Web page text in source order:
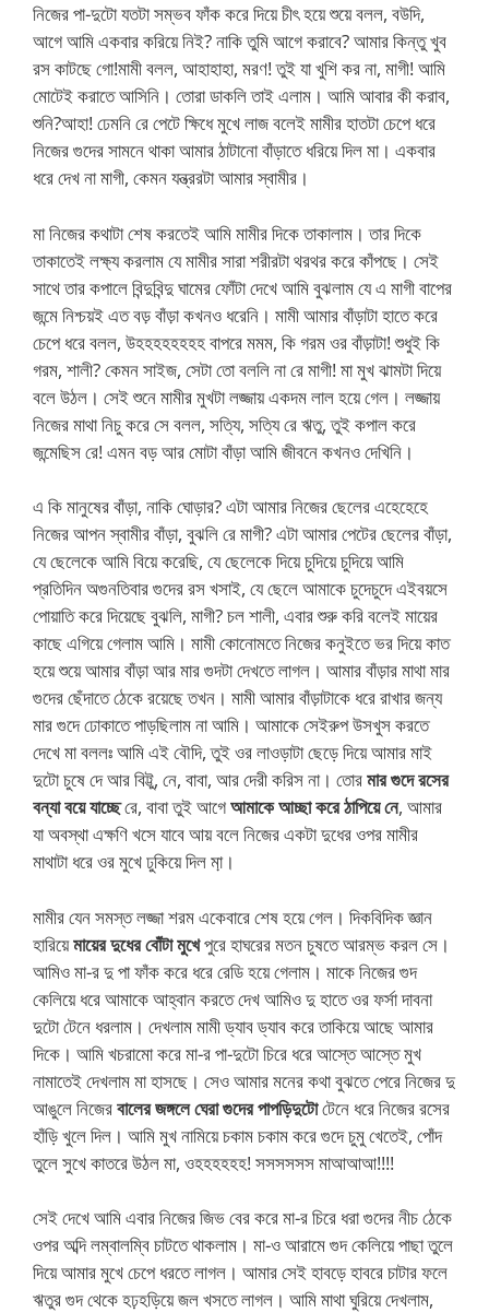
নিজের পা-দুটো যতটা সম্ভব ফাঁক করে দিয়ে চীৎ হয়ে শুয়ে বলল, বউদি,
আগে আমি একবার করিয়ে নিই? নাকি তুমি আগে করাবে? আমার কিন্তু খুব
রস কাটছে গো!মামী বলল, আহাহাহা, মরণ! তুই যা খুশি কর না, মাগী! আমি
মোটেই করাতে আসিনি। তোরা ডাকলি তাই এলাম। আমি আবার কী করাব,
শুনি?আহা! ঢেমনি রে পেটে ক্ষিধে মুখে লাজ বলেই মামীর হাতটা চেপে ধরে
নিজের গুদের সামনে থাকা আমার ঠাটানো বাঁড়াতে ধরিয়ে দিল মা। একবার
ধরে দেখ না মাগী, কেমন যন্ত্ররটা আমার স্বামীর।
মা নিজের কথাটা শেষ করতেই আমি মামীর দিকে তাকালাম। তার দিকে
তাকাতেই লক্ষ্য করলাম যে মামীর সারা শরীরটা থরথর করে কাঁপছে। সেই
সাথে তার কপালে বিন্দুবিন্দু ঘামের ফোঁটা দেখে আমি বুঝলাম যে এ মাগী বাপের
জন্মে নিশ্চয়ই এত বড় বাঁড়া কখনও ধরেনি। মামী আমার বাঁড়াটা হাতে করে
চেপে ধরে বলল, উহহহহহহহহ বাপরে মমম, কি গরম ওর বাঁড়াটা! শুধুই কি
গরম, শালী? কেমন সাইজ, সেটা তো বললি না রে মাগী! মা মুখ ঝামটা দিয়ে
বলে উঠল। সেই শুনে মামীর মুখটা লজ্জায় একদম লাল হয়ে গেল। লজ্জায়
নিজের মাথা নিচু করে সে বলল, সত্যি, সত্যি রে ঋতু, তুই কপাল করে
জন্মেছিস রে! এমন বড় আর মোটা বাঁড়া আমি জীবনে কখনও দেখিনি।
এ কি মানুষের বাঁড়া, নাকি ঘোড়ার? এটা আমার নিজের ছেলের এহেহেহে
নিজের আপন স্বামীর বাঁড়া, বুঝলি রে মাগী? এটা আমার পেটের ছেলের বাঁড়া,
যে ছেলেকে আমি বিয়ে করেছি, যে ছেলেকে দিয়ে চুদিয়ে চুদিয়ে আমি
প্রতিদিন অগুনতিবার গুদের রস খসাই, যে ছেলে আমাকে চুদেচুদে এইবয়সে
পোয়াতি করে দিয়েছে বুঝলি, মাগী? চল শালী, এবার শুরু করি বলেই মায়ের
কাছে এগিয়ে গেলাম আমি। মামী কোনোমতে নিজের কনুইতে ভর দিয়ে কাত
হয়ে শুয়ে আমার বাঁড়া আর মার গুদটা দেখতে লাগল। আমার বাঁড়ার মাথা মার
গুদের ছেঁদাতে ঠেকে রয়েছে তখন। মামী আমার বাঁড়াটাকে ধরে রাখার জন্য
মার গুদে ঢোকাতে পাড়ছিলাম না আমি। আমাকে সেইরুপ উসখুস করতে
দেখে মা বললঃ আমি এই বৌদি, তুই ওর লাওড়াটা ছেড়ে দিয়ে আমার মাই
দুটো চুষে দে আর বিট্টু, নে, বাবা, আর দেরী করিস না। তোরমার গুদে রসের
বন্যা বয়ে যাচ্ছেরে, বাবা তুই আগেআমাকে আচ্ছা করে ঠাপিয়ে নে, আমার
যা অবস্থা এক্ষণি খসে যাবে আয় বলে নিজের একটা দুধের ওপর মামীর
মাথাটা ধরে ওর মুখে ঢুকিয়ে দিল মা়।
মামীর যেন সমস্ত লজ্জা শরম একেবারে শেষ হয়ে গেল। দিকবিদিক জ্ঞান
হারিয়েমায়ের দুধের বোঁটা মুখেপুরে হাঘরের মতন চুষতে আরম্ভ করল সে।
আমিও মা-র দু পা ফাঁক করে ধরে রেডি হয়ে গেলাম। মাকে নিজের গুদ
কেলিয়ে ধরে আমাকে আহ্বান করতে দেখ আমিও দু হাতে ওর ফর্সা দাবনা
দুটো টেনে ধরলাম। দেখলাম মামী ড্যাব ড্যাব করে তাকিয়ে আছে আমার
দিকে। আমি খচরামো করে মা-র পা-দুটো চিরে ধরে আস্তে আস্তে মুখ
নামাতেই দেখলাম মা হাসছে। সেও আমার মনের কথা বুঝতে পেরে নিজের দু
আঙুলে নিজেরবালের জঙ্গলে ঘেরা গুদের পাপড়িদুটোটেনে ধরে নিজের রসের
হাঁড়ি খুলে দিল। আমি মুখ নামিয়ে চকাম চকাম করে গুদে চুমু খেতেই, পোঁদ
তুলে সুখে কাতরে উঠল মা, ওহহহহহহ! সসসসসস মাআআআ!!!!
সেই দেখে আমি এবার নিজের জিভ বের করে মা-র চিরে ধরা গুদের নীচ ঠেকে
ওপর অব্দি লম্বালম্বি চাটতে থাকলাম। মা-ও আরামে গুদ কেলিয়ে পাছা তুলে
দিয়ে আমার মুখে চেপে ধরতে লাগল। আমার সেই হাবড়ে হাবরে চাটার ফলে
ঋতুর গুদ থেকে হঢ়হড়িয়ে জল খসতে লাগল। আমি মাথা ঘুরিয়ে দেখলাম,